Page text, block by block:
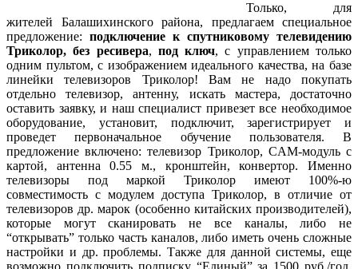
Только, для
жителей Балашихинского района, предлагаем специальное
предложение: подключение к спутниковому телевидению
Триколор, без ресивера, под ключ, с управлением только
одним пультом, с изображением идеального качества, на базе
линейки телевизоров Триколор! Вам не надо покупать
отдельно телевизор, антенну, искать мастера, достаточно
оставить заявку, и наш специалист привезет все необходимое
оборудование, установит, подключит, зарегистрирует и
проведет первоначальное обучение пользователя. В
предложение включено: телевизор Триколор, CAM-модуль с
картой, антенна 0.55 м., кронштейн, конвертор. Именно
телевизоры под маркой Триколор имеют 100%-ю
совместимость с модулем доступа Триколор, в отличие от
телевизоров др. марок (особенно китайских производителей),
которые могут сканировать не все каналы, либо не
“открывать” только часть каналов, либо иметь очень сложные
настройки и др. проблемы. Также для данной системы, еще